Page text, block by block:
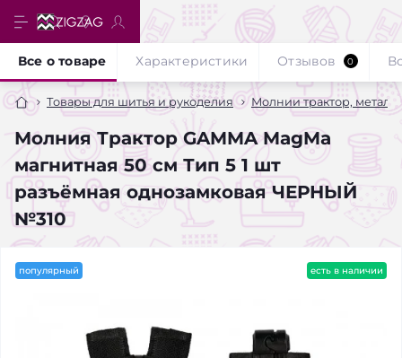
Товары для шитья и рукоделия Молнии трактор, металл
Молния Трактор GAMMA MagMa
магнитная 50 см Тип 5 1 шт
разъёмная однозамковая ЧЕРНЫЙ
№310
Все о товаре Характеристики Отзывов 0
популярный есть в наличии